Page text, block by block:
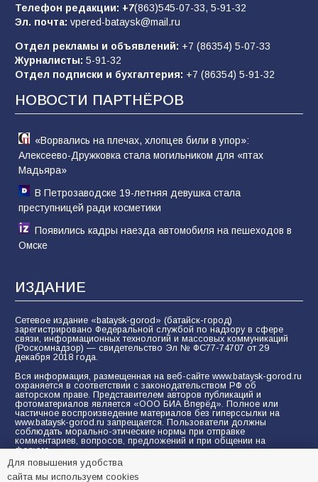
80 02.08.2026
Батайчане привезли 20 наград с областных
соревнований
77 06.08.2026
Телефон редакции: +7(863)545-07-33, 5-91-32
Эл. почта: vpered-bataysk@mail.ru
Отдел рекламы и объявлений: +7 (86354) 5-07-33
Журналисты: 5-91-32
Отдел подписки и бухгалтерия: +7 (86354) 5-91-32
НОВОСТИ ПАРТНЁРОВ
«Ворвались на плечах, хлопцев били в упор»:
Алексеево-Дружковка стала могильником для «птах
Мадьяра»
В Петрозаводске 19-летняя девушка стала
преступницей ради косметики
Появились кадры наезда автомобиля на пешеходов в
Омске
ИЗДАНИЕ
Сетевое издание «bataysk-gorod» (батайск-город)
зарегистрировано Федеральной службой по надзору в сфере
связи, информационных технологий и массовых коммуникаций
(Роскомнадзор) — свидетельство Эл № ФС77-74707 от 29
декабря 2018 года.
Вся информация, размещенная на веб-сайте www.bataysk-gorod.ru
охраняется в соответствии с законодательством РФ об
авторском праве. Представителем авторов публикаций и
фотоматериалов является «ООО БИА Вперёд». Полное или
частичное воспроизведение материалов без гиперссылки на
www.bataysk-gorod.ru запрещается. Пользователи должны
соблюдать морально-этические нормы при отправке
комментариев, вопросов, предложений и при общении на
форуме.
Политика конфиденциальности и защиты информации
Для повышения удобства
сайта мы используем cookies